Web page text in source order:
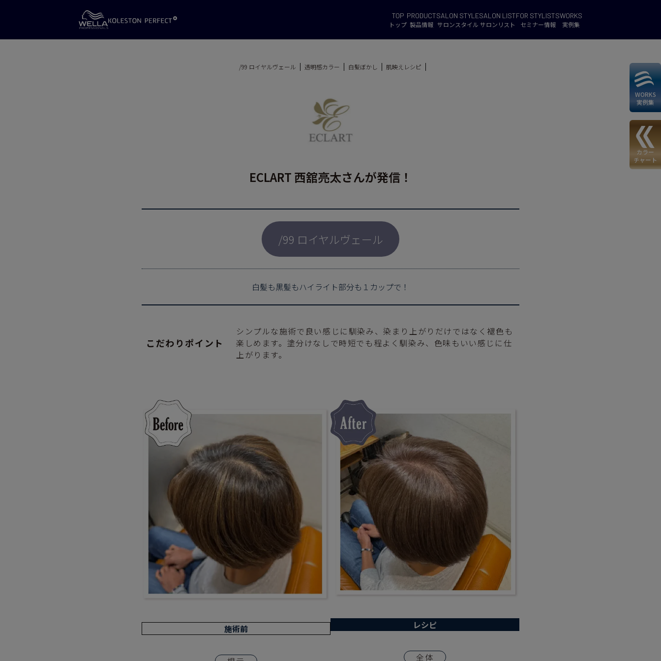
TOP
トップ
PRODUCT
製品情報
SALON STYLE
サロンスタイル
SALON LIST
サロンリスト
FOR STYLISTS
セミナー情報
WORKS
実例集
/99 ロイヤルヴェール 透明感カラー 白髪ぼかし 肌映えレシピ
ECLART 西舘亮太さんが発信！
/99 ロイヤルヴェール
白髪も黒髪もハイライト部分も１カップで！
こだわりポイント
シンプルな施術で良い感じに馴染み、染まり上がりだけではなく褪色も
楽しめます。塗分けなしで時短でも程よく馴染み、色味もいい感じに仕
上がります。
施術前 レシピ
全体
WORKS
実例集
カラー
チャート